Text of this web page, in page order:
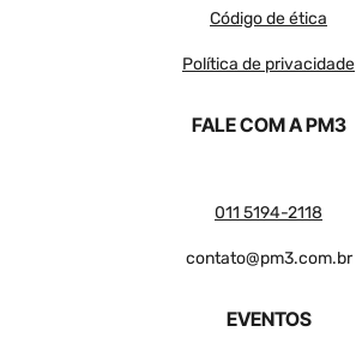
Código de ética
Política de privacidade
FALE COM A PM3
011 5194-2118
contato@pm3.com.br
EVENTOS